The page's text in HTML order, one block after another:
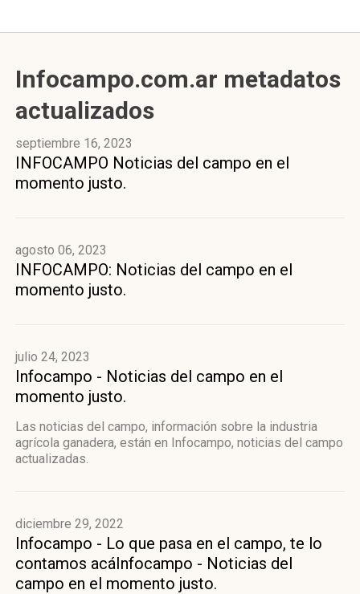
Infocampo.com.ar metadatos
actualizados
septiembre 16, 2023
INFOCAMPO Noticias del campo en el
momento justo.
agosto 06, 2023
INFOCAMPO: Noticias del campo en el
momento justo.
julio 24, 2023
Infocampo - Noticias del campo en el
momento justo.
Las noticias del campo, información sobre la industria
agrícola ganadera, están en Infocampo, noticias del campo
actualizadas.
diciembre 29, 2022
Infocampo - Lo que pasa en el campo, te lo
contamos acáInfocampo - Noticias del
campo en el momento justo.